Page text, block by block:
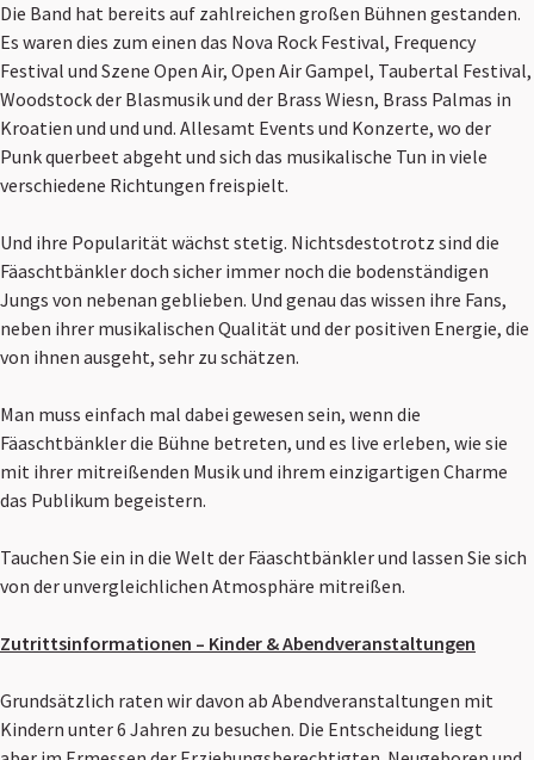
Die Band hat bereits auf zahlreichen großen Bühnen gestanden.
Es waren dies zum einen das Nova Rock Festival, Frequency
Festival und Szene Open Air, Open Air Gampel, Taubertal Festival,
Woodstock der Blasmusik und der Brass Wiesn, Brass Palmas in
Kroatien und und und. Allesamt Events und Konzerte, wo der
Punk querbeet abgeht und sich das musikalische Tun in viele
verschiedene Richtungen freispielt.
Und ihre Popularität wächst stetig. Nichtsdestotrotz sind die
Fäaschtbänkler doch sicher immer noch die bodenständigen
Jungs von nebenan geblieben. Und genau das wissen ihre Fans,
neben ihrer musikalischen Qualität und der positiven Energie, die
von ihnen ausgeht, sehr zu schätzen.
Man muss einfach mal dabei gewesen sein, wenn die
Fäaschtbänkler die Bühne betreten, und es live erleben, wie sie
mit ihrer mitreißenden Musik und ihrem einzigartigen Charme
das Publikum begeistern.
Tauchen Sie ein in die Welt der Fäaschtbänkler und lassen Sie sich
von der unvergleichlichen Atmosphäre mitreißen.
Zutrittsinformationen – Kinder & Abendveranstaltungen
Grundsätzlich raten wir davon ab Abendveranstaltungen mit
Kindern unter 6 Jahren zu besuchen. Die Entscheidung liegt